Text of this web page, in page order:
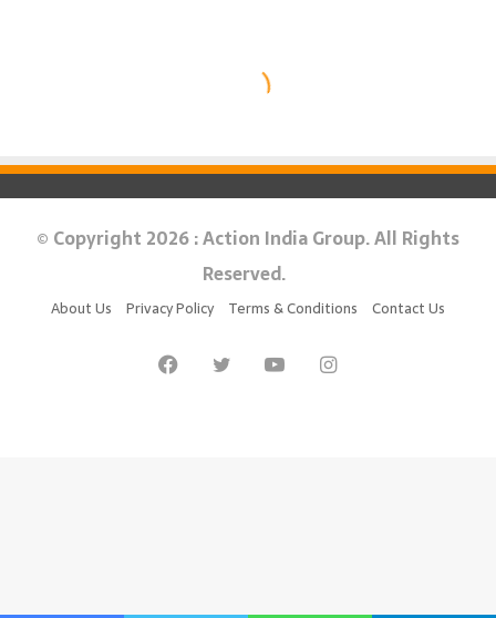
© Copyright 2026 : Action India Group. All Rights
Reserved.
About Us Privacy Policy Terms & Conditions Contact Us
FacebookTwitter YouTubeInstagram